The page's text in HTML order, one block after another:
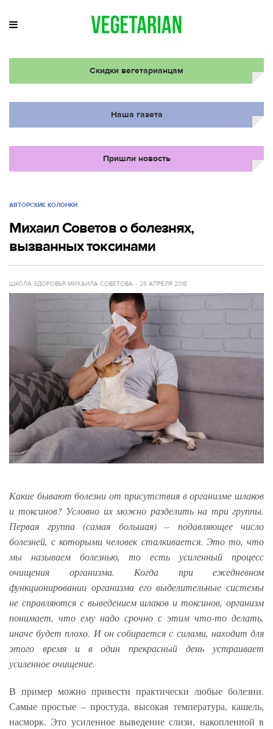
Скидки вегетарианцам
Наша газета
Пришли новость
АВТОРСКИЕ КОЛОНКИ
Михаил Советов о болезнях,
вызванных токсинами
ШКОЛА ЗДОРОВЬЯ МИХАИЛА СОВЕТОВА 28 АПРЕЛЯ 2018
Какие бывают болезни от присутствия в организме шлаков
и токсинов?Условно их можно разделить на три группы.
Первая группа (самая большая) – подавляющее число
болезней, с которыми человек сталкивается. Это то, что
мы называем болезнью, то есть усиленный процесс
очищения организма. Когда при ежедневном
функционировании организма его выделительные системы
не справляются с выведением шлаков и токсинов, организм
понимает, что ему надо срочно с этим что-то делать,
иначе будет плохо. И он собирается с силами, находит для
этого время и в один прекрасный день устраивает
усиленное очищение.
В пример можно привести практически любые болезни.
Самые простые – простуда, высокая температура, кашель,
насморк. Это усиленное выведение слизи, накопленной в